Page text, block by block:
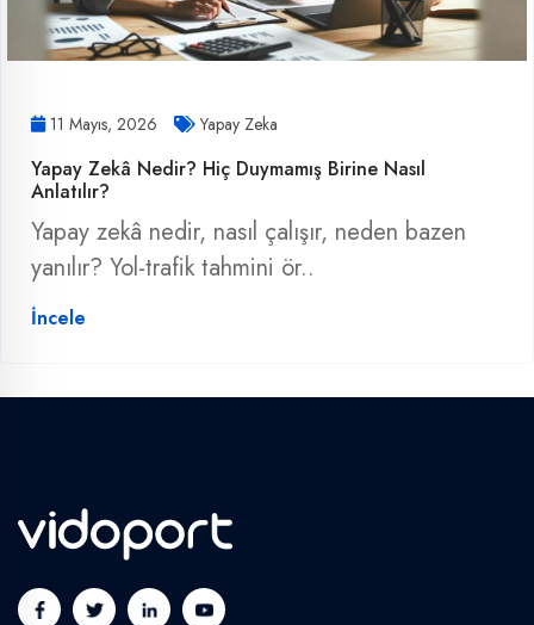
11 Mayıs, 2026 Yapay Zeka
Yapay Zekâ Nedir? Hiç Duymamış Birine Nasıl
Anlatılır?
Yapay zekâ nedir, nasıl çalışır, neden bazen
yanılır? Yol-trafik tahmini ör..
İncele